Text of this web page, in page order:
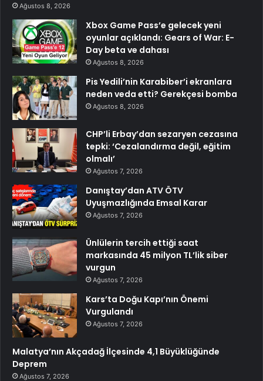
Ağustos 8, 2026
Xbox Game Pass’e gelecek yeni
oyunlar açıklandı: Gears of War: E-
Day beta ve dahası
Ağustos 8, 2026
Pis Yedili’nin Karabiber’i ekranlara
neden veda etti? Gerekçesi bomba
Ağustos 8, 2026
CHP’li Erbay’dan sezaryen cezasına
tepki: ‘Cezalandırma değil, eğitim
olmalı’
Ağustos 7, 2026
Danıştay’dan ATV ÖTV
Uyuşmazlığında Emsal Karar
Ağustos 7, 2026
Ünlülerin tercih ettiği saat
markasında 45 milyon TL’lik siber
vurgun
Ağustos 7, 2026
Kars’ta Doğu Kapı’nın Önemi
Vurgulandı
Ağustos 7, 2026
Malatya’nın Akçadağ İlçesinde 4,1 Büyüklüğünde
Deprem
Ağustos 7, 2026